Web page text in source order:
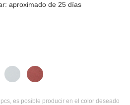
aproximado de 25 días
es posible producir en el color deseado